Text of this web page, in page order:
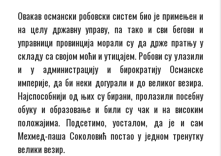
Овакав османски робовски систем био је примењен и
на целу државну управу, па тако и сви бегови и
управници провинција морали су да држе пратњу у
складу са својом моћи и утицајем. Робови су улазили
и у администрацију и бирократију Османске
империје, да би неки догурали и до великог везира.
Најспособнији од њих су бирани, пролазили посебну
обуку и образовање и били су чак и на високим
положајима. Подсетимо, уосталом, да је и сам
Мехмед-паша Соколовић постао у једном тренутку
велики везир.